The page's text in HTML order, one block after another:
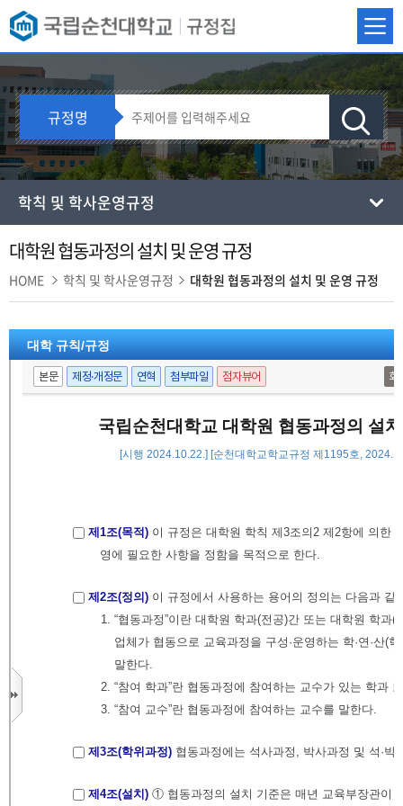
규정명
학칙 및 학사운영규정
대학원 협동과정의 설치 및 운영 규정
HOME 학칙 및 학사운영규정 대학원 협동과정의 설치 및 운영 규정